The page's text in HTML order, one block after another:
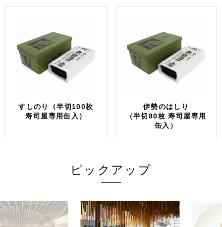
すしのり（半切100枚
寿司屋専用缶入）
伊勢のはしり
（半切80枚 寿司屋専用
缶入）
ピックアップ